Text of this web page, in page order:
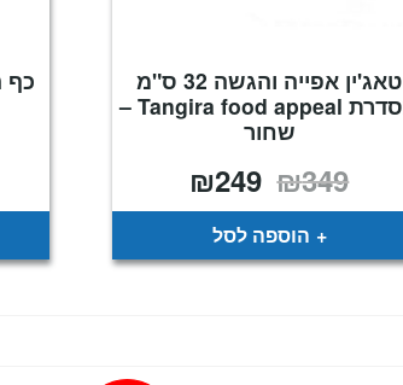
טאג'ין אפייה והגשה 32 ס"מ
מסדרת Tangira food appeal –
שחור
₪349 המחיר
המקורי
היה:
₪349.
₪249
הוא:
הוספה לסל